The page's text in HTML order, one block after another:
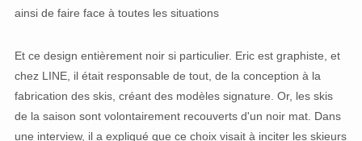
ainsi de faire face à toutes les situations
Et ce design entièrement noir si particulier. Eric est graphiste, et
chez LINE, il était responsable de tout, de la conception à la
fabrication des skis, créant des modèles signature. Or, les skis
de la saison sont volontairement recouverts d'un noir mat. Dans
une interview, il a expliqué que ce choix visait à inciter les skieurs